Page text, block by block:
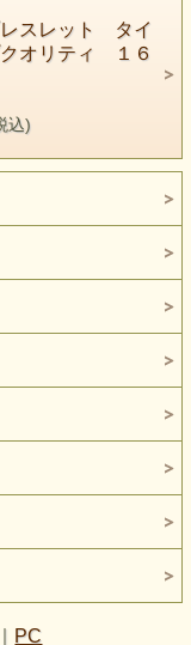
『チャクラ瞑想ガ
す♪
。
スレット タイ
オリティ １６
込)
PC